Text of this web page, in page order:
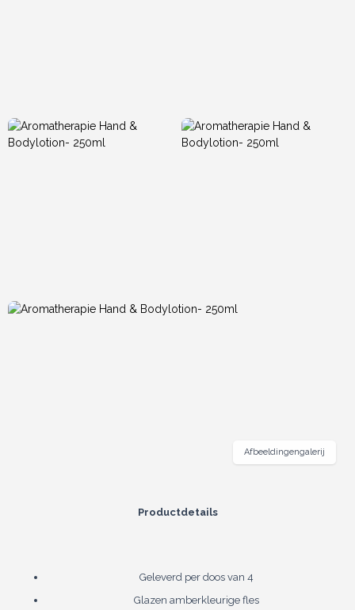
Productdetails
Geleverd per doos van 4
Glazen amberkleurige fles
Afbeeldingengalerij